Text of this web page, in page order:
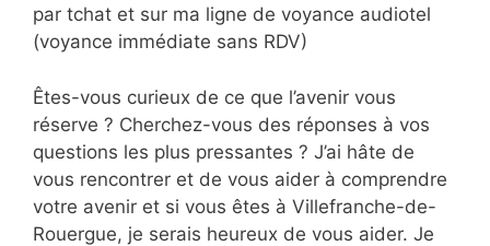
par tchat et sur ma ligne de voyance audiotel
(voyance immédiate sans RDV)
Êtes-vous curieux de ce que l’avenir vous
réserve ? Cherchez-vous des réponses à vos
questions les plus pressantes ? J’ai hâte de
vous rencontrer et de vous aider à comprendre
votre avenir et si vous êtes à Villefranche-de-
Rouergue, je serais heureux de vous aider. Je